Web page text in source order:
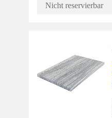
Nicht reservierbar